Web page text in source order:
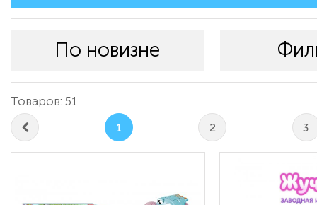
По новизне
Товаров: 51
1 2 3